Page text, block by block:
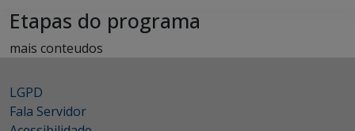
Etapas do programa
mais conteudos
LGPD
Fala Servidor